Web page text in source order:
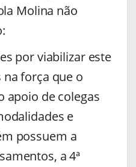
Molina não
por viabilizar este
força que o
apoio de colegas
e
possuem a
a 4ª